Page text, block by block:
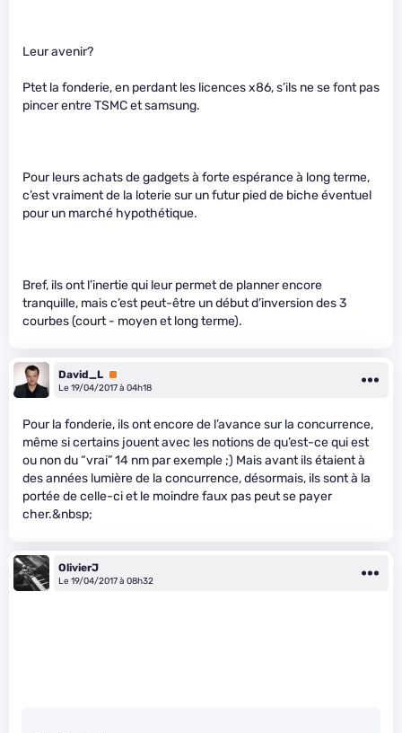
Leur avenir?
Ptet la fonderie, en perdant les licences x86, s’ils ne se font pas
pincer entre TSMC et samsung.
Pour leurs achats de gadgets à forte espérance à long terme,
c’est vraiment de la loterie sur un futur pied de biche éventuel
pour un marché hypothétique.
Bref, ils ont l’inertie qui leur permet de planner encore
tranquille, mais c’est peut-être un début d’inversion des 3
courbes (court - moyen et long terme).
David_L Premium
Le 19/04/2017 à 04h18
Pour la fonderie, ils ont encore de l’avance sur la concurrence,
même si certains jouent avec les notions de qu’est-ce qui est
ou non du “vrai” 14 nm par exemple ;) Mais avant ils étaient à
des années lumière de la concurrence, désormais, ils sont à la
portée de celle-ci et le moindre faux pas peut se payer
cher.&nbsp;
OlivierJ
Le 19/04/2017 à 08h32